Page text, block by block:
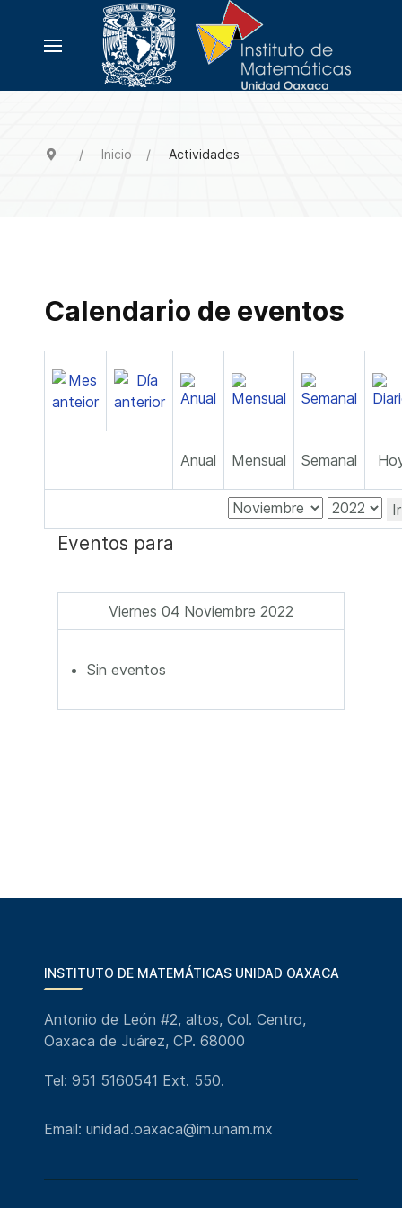
Inicio Actividades
Calendario de eventos
Anual Mensual Semanal
Eventos para
Viernes 04 Noviembre 2022
Sin eventos
INSTITUTO DE MATEMÁTICAS UNIDAD OAXACA
Antonio de León #2, altos, Col. Centro,
Oaxaca de Juárez, CP. 68000
Tel: 951 5160541 Ext. 550.
Email: unidad.oaxaca@im.unam.mx